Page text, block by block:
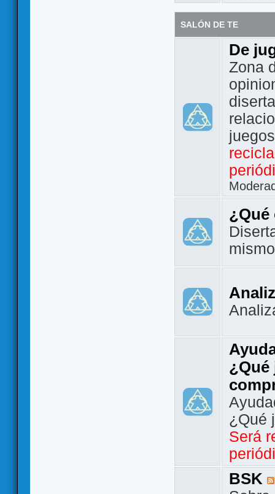
SALÓN DE TE
De
Zona
¿Qué
¿Qué
¿Qué
Será
BSK